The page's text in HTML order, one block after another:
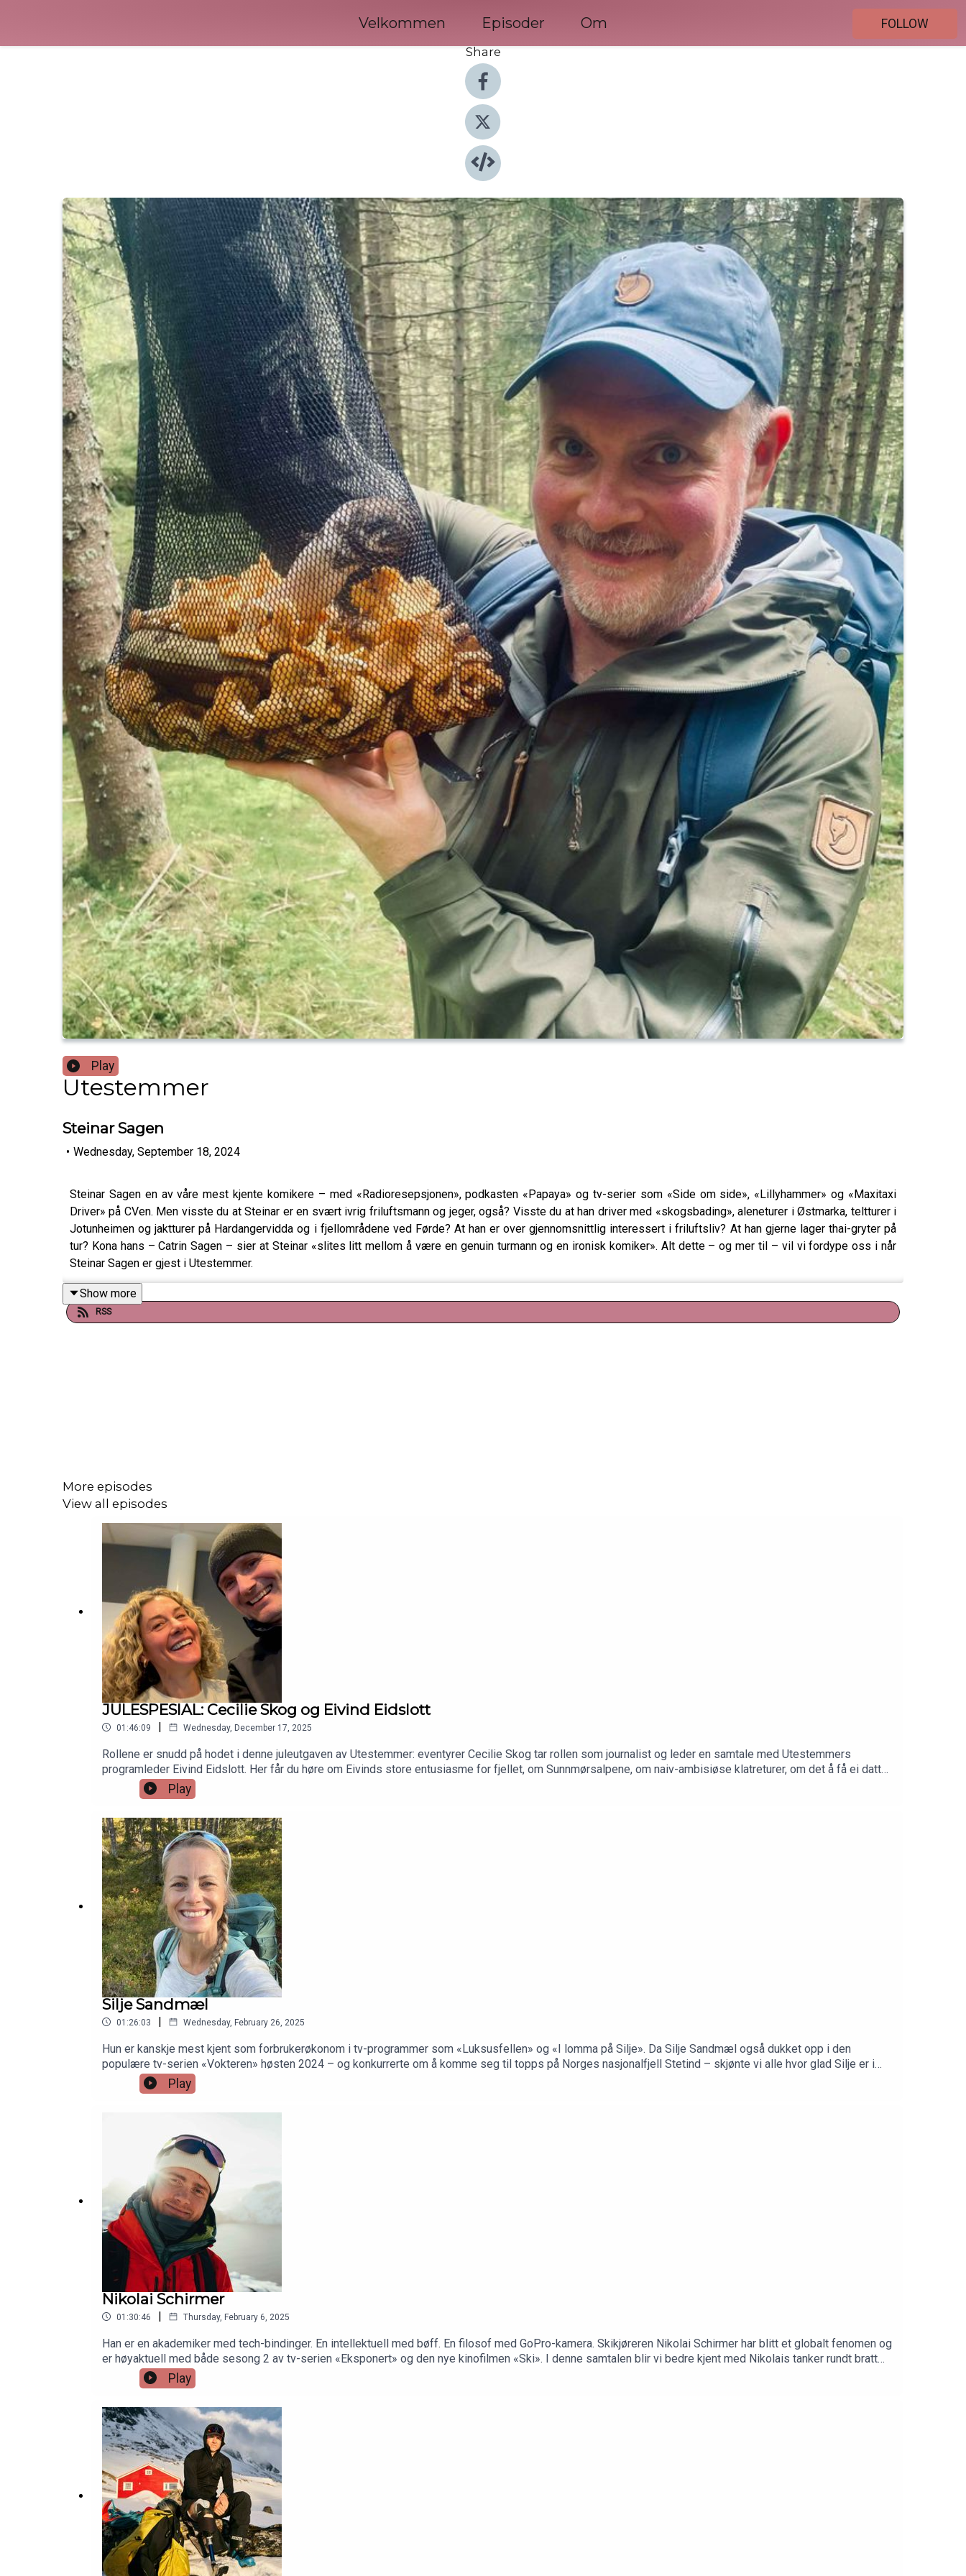
Velkommen Episoder Om
FOLLOW
Share
Play
Utestemmer
Steinar Sagen
• Wednesday, September 18, 2024
Steinar Sagen en av våre mest kjente komikere – med «Radioresepsjonen», podkasten «Papaya» og tv-serier som «Side om side», «Lillyhammer» og «Maxitaxi
Driver» på CVen. Men visste du at Steinar er en svært ivrig friluftsmann og jeger, også? Visste du at han driver med «skogsbading», aleneturer i Østmarka, teltturer i
Jotunheimen og jaktturer på Hardangervidda og i fjellområdene ved Førde? At han er over gjennomsnittlig interessert i friluftsliv? At han gjerne lager thai-gryter på
tur? Kona hans – Catrin Sagen – sier at Steinar «slites litt mellom å være en genuin turmann og en ironisk komiker». Alt dette – og mer til – vil vi fordype oss i når
Steinar Sagen er gjest i Utestemmer.
Programleder: Eivind Eidslott
Show more
RSS
More episodes
View all episodes
JULESPESIAL: Cecilie Skog og Eivind Eidslott
01:46:09 | Wednesday, December 17, 2025
Rollene er snudd på hodet i denne juleutgaven av Utestemmer: eventyrer Cecilie Skog tar rollen som journalist og leder en samtale med Utestemmers
programleder Eivind Eidslott. Her får du høre om Eivinds store entusiasme for fjellet, om Sunnmørsalpene, om naiv-ambisiøse klatreturer, om det å få ei datter
med Downs syndrom, om skikjøring, om fjellitteratur, om Tyin-Filefjell og om familiefriluftsliv med fire barn – bare for å nevne noe. Vi advarer mot mye
ålesundsdialekt i denne episoden – og ønsker alle lyttere en riktig god jul og et godt nytt år ute i naturen!Programleder: Cecilie Skog
Play
Silje Sandmæl
01:26:03 | Wednesday, February 26, 2025
Hun er kanskje mest kjent som forbrukerøkonom i tv-programmer som «Luksusfellen» og «I lomma på Silje». Da Silje Sandmæl også dukket opp i den
populære tv-serien «Vokteren» høsten 2024 – og konkurrerte om å komme seg til topps på Norges nasjonalfjell Stetind – skjønte vi alle hvor glad Silje er i
natur og friluftsliv. I denne episoden av Utestemmer blir vi enda bedre kjent med henne. Vi får vite mer om oppveksten – med svært nøktern økonomi, men
svært tett på marka. Om hytteliv, den sterke skiinteressen, familieturer og ulike termos-triks. Hvordan naturen hjelper henne til å finne ro og balanse. Og
Play
Nikolai Schirmer
01:30:46 | Thursday, February 6, 2025
Han er en akademiker med tech-bindinger. En intellektuell med bøff. En filosof med GoPro-kamera. Skikjøreren Nikolai Schirmer har blitt et globalt fenomen og
er høyaktuell med både sesong 2 av tv-serien «Eksponert» og den nye kinofilmen «Ski». I denne samtalen blir vi bedre kjent med Nikolais tanker rundt bratt
skikjøring, gresk mytologi, oppveksten i Tromsø, fransk filosofi, hardt arbeid, depresjon, entusiasme, skred og risiko. Bare for å nevne noe.Programleder:
Eivind Eidslott
Play